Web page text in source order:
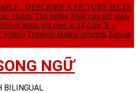
- DESCRIBE A PICTURE IELTS
Habits Thủ tướng Nhật cam kết giảm
death toll rises to 14 Allie X –
Video) Typhoon Haikui prompts Taiwan
NGỮ
BILINGUAL